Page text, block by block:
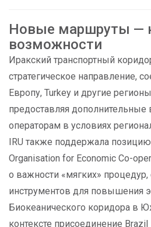
Новые маршруты —
возможности
Иракский транспортный
стратегическое направление,
Европу, Turkey и другие
предоставляя
операторам в условиях
IRU также поддержала позицию
Organisation for Economic Co-
о важности «мягких» процедур,
инструментов для повышения
Биокеанического коридора в
контексте присоединение Brazil